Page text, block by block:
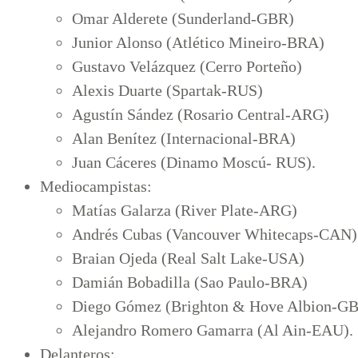
Omar Alderete (Sunderland-GBR)
Junior Alonso (Atlético Mineiro-BRA)
Gustavo Velázquez (Cerro Porteño)
Alexis Duarte (Spartak-RUS)
Agustín Sández (Rosario Central-ARG)
Alan Benítez (Internacional-BRA)
Juan Cáceres (Dinamo Moscú- RUS).
Mediocampistas:
Matías Galarza (River Plate-ARG)
Andrés Cubas (Vancouver Whitecaps-CAN)
Braian Ojeda (Real Salt Lake-USA)
Damián Bobadilla (Sao Paulo-BRA)
Diego Gómez (Brighton & Hove Albion-
Alejandro Romero Gamarra (Al Ain-EAU).
Delanteros: